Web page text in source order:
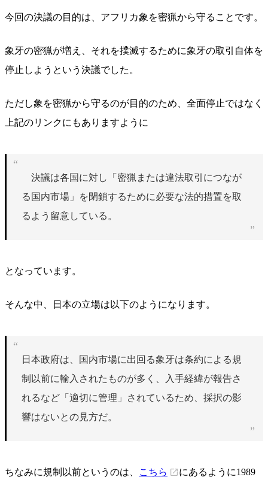
今回の決議の目的は、アフリカ象を密猟から守ることです。
象牙の密猟が増え、それを撲滅するために象牙の取引自体を
停止しようという決議でした。
ただし象を密猟から守るのが目的のため、全面停止ではなく
上記のリンクにもありますように
決議は各国に対し「密猟または違法取引につなが
る国内市場」を閉鎖するために必要な法的措置を取
るよう留意している。
となっています。
そんな中、日本の立場は以下のようになります。
日本政府は、国内市場に出回る象牙は条約による規
制以前に輸入されたものが多く、入手経緯が報告さ
れるなど「適切に管理」されているため、採択の影
響はないとの見方だ。
ちなみに規制以前というのは、 こちら にあるように1989